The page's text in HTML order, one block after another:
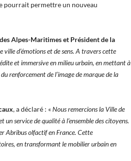
pourrait permettre un nouveau
Alpes-Maritimes et Président de la
ville d’émotions et de sens. A travers cette
et immersive en milieu urbain, en mettant à
renforcement de l’image de marque de la
, a déclaré : «Nous remercions la Ville de
service de qualité à l’ensemble des citoyens.
Abribus olfactif en France. Cette
en transformant le mobilier urbain en